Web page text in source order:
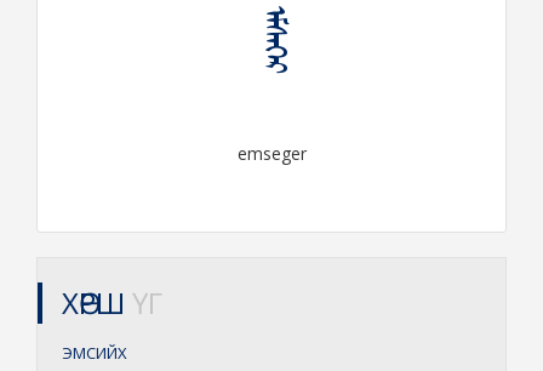
ᠡᠮᠰᠡᠭᠡᠷ
emseger
ХӨРШ ҮГ
ЭМСИЙХ